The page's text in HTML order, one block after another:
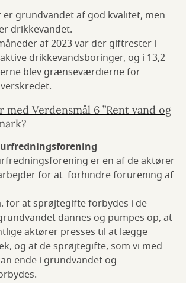
er grundvandet af god kvalitet, men
drikkevandet.
af 2023 var der giftrester i
drikkevandsboringer, og i 13,2
blev grænseværdierne for
med Verdensmål 6 ”Rent vand og
er en af de aktører
for at forhindre forurening af
for at sprøjtegifte forbydes i de
dannes og pumpes op, at
aktører presses til at lægge
og at de sprøjtegifte, som vi med
ende i grundvandet og